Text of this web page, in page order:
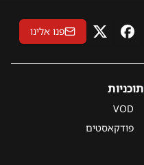
פייסבוקX פנו אלינו
תוכניות
VOD
פודקאסטים